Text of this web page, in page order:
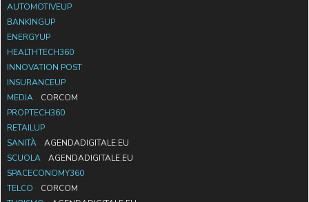
AUTOMOTIVEUP
BANKINGUP
ENERGYUP
HEALTHTECH360
INNOVATION POST
INSURANCEUP
MEDIA
CORCOM
PROPTECH360
RETAILUP
SANITÀ
AGENDADIGITALE.EU
SCUOLA
AGENDADIGITALE.EU
SPACECONOMY360
TELCO
CORCOM